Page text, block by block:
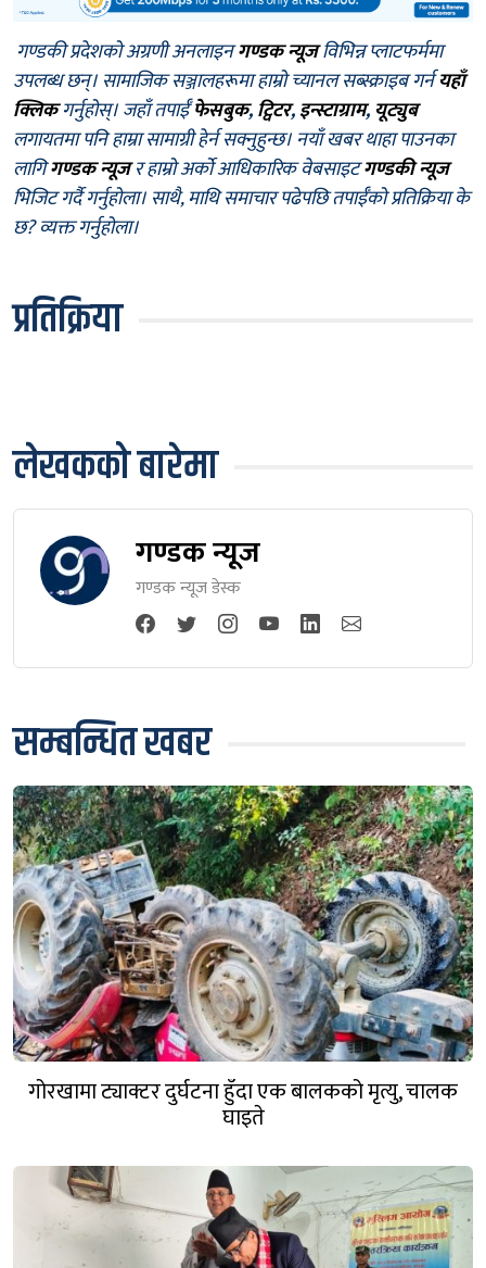
गण्डकी प्रदेशको अग्रणी अनलाइनगण्डक न्यूजविभिन्न प्लाटफर्ममा
उपलब्ध छन्। सामाजिक सञ्जालहरूमा हाम्रो च्यानल सब्स्क्राइब गर्नयहाँ
क्लिकगर्नुहोस्। जहाँ तपाईँफेसबुक,ट्विटर,इन्स्टाग्राम, यूट्युब
लगायतमा पनि हाम्रा सामाग्री हेर्न सक्नुहुन्छ। नयाँ खबर थाहा पाउनका
लागिगण्डक न्यूजर हाम्रो अर्को आधिकारिक वेबसाइटगण्डकी न्यूज
भिजिट गर्दै गर्नुहोला। साथै, माथि समाचार पढेपछि तपाईँको प्रतिक्रिया के
छ? व्यक्त गर्नुहोला।
प्रतिक्रिया
लेखकको बारेमा
गण्डक न्यूज
गण्डक न्यूज डेस्क
सम्बन्धित खबर
गोरखामा ट्याक्टर दुर्घटना हुँदा एक बालकको मृत्यु, चालक
घाइते